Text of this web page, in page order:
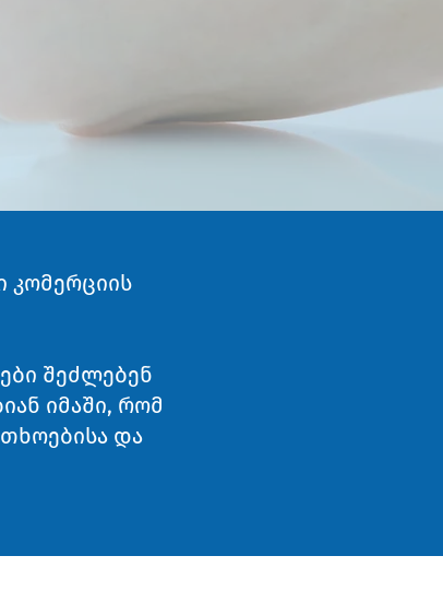
კომერციის
შეძლებენ
იმაში, რომ
და